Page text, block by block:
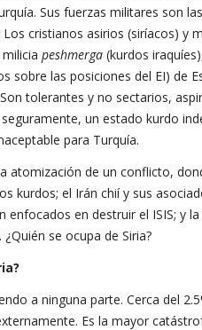
Sus fuerzas militares son
cristianos asirios (siríacos) y
peshmerga (kurdos
sobre las posiciones del EI) de
tolerantes y no sectarios,
un estado kurdo
para Turquía.
atomización de un conflicto,
kurdos; el Irán chií y sus
enfocados en destruir el ISIS; y
se ocupa de Siria?
a ninguna parte. Cerca del
Es la mayor